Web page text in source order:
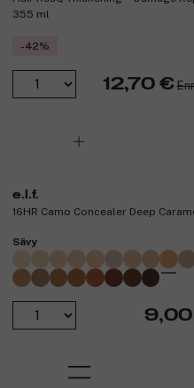
355 ml
-42%
12,70 €
e.l.f.
16HR Camo Concealer Deep
Sävy